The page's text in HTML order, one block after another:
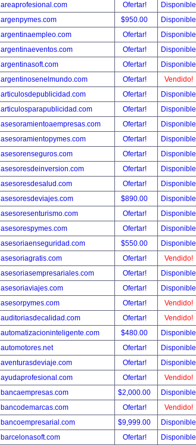
areaprofesional.com
Ofertar!
Disponible
argenpymes.com
$950.00
Disponible
argentinaempleo.com
Ofertar!
Disponible
argentinaeventos.com
Ofertar!
Disponible
argentinasoft.com
Ofertar!
Disponible
argentinosenelmundo.com
Ofertar!
Vendido!
articulosdepublicidad.com
Ofertar!
Disponible
articulosparapublicidad.com
Ofertar!
Disponible
asesoramientoaempresas.com
Ofertar!
Disponible
asesoramientopymes.com
Ofertar!
Disponible
asesorenseguros.com
Ofertar!
Disponible
asesoresdeinversion.com
Ofertar!
Disponible
asesoresdesalud.com
Ofertar!
Disponible
asesoresdeviajes.com
$890.00
Disponible
asesoresenturismo.com
Ofertar!
Disponible
asesorespymes.com
Ofertar!
Disponible
asesoriaenseguridad.com
$550.00
Disponible
asesoriagratis.com
Ofertar!
Vendido!
asesoriasempresariales.com
Ofertar!
Disponible
asesoriaviajes.com
Ofertar!
Disponible
asesorpymes.com
Ofertar!
Vendido!
auditoriasdecalidad.com
Ofertar!
Vendido!
automatizacioninteligente.com
$480.00
Disponible
automotores.net
Ofertar!
Disponible
aventurasdeviaje.com
Ofertar!
Disponible
ayudaprofesional.com
Ofertar!
Vendido!
bancaempresas.com
$2,000.00
Disponible
bancodemarcas.com
Ofertar!
Vendido!
bancoempresarial.com
$9,999.00
Disponible
barcelonasoft.com
Ofertar!
Disponible